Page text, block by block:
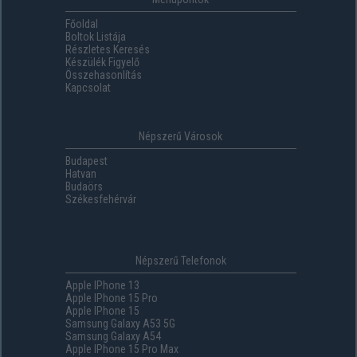
Főoldal
Boltok Listája
Részletes Keresés
Készülék Figyelő
Összehasonlítás
Kapcsolat
Népszerű Városok
Budapest
Hatvan
Budaörs
Székesfehérvár
Népszerű Telefonok
Apple IPhone 13
Apple IPhone 15 Pro
Apple IPhone 15
Samsung Galaxy A53 5G
Samsung Galaxy A54
Apple IPhone 15 Pro Max